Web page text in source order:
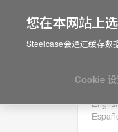
Are
您在本网站上
Steelcase会通过缓存数
Cookie 设